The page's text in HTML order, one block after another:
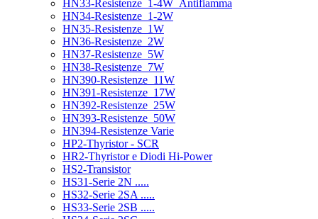
HN33-Resistenze_1-4W_Antifiamma
HN34-Resistenze_1-2W
HN35-Resistenze_1W
HN36-Resistenze_2W
HN37-Resistenze_5W
HN38-Resistenze_7W
HN390-Resistenze_11W
HN391-Resistenze_17W
HN392-Resistenze_25W
HN393-Resistenze_50W
HN394-Resistenze Varie
HP2-Thyristor - SCR
HR2-Thyristor e Diodi Hi-Power
HS2-Transistor
HS31-Serie 2N .....
HS32-Serie 2SA .....
HS33-Serie 2SB .....